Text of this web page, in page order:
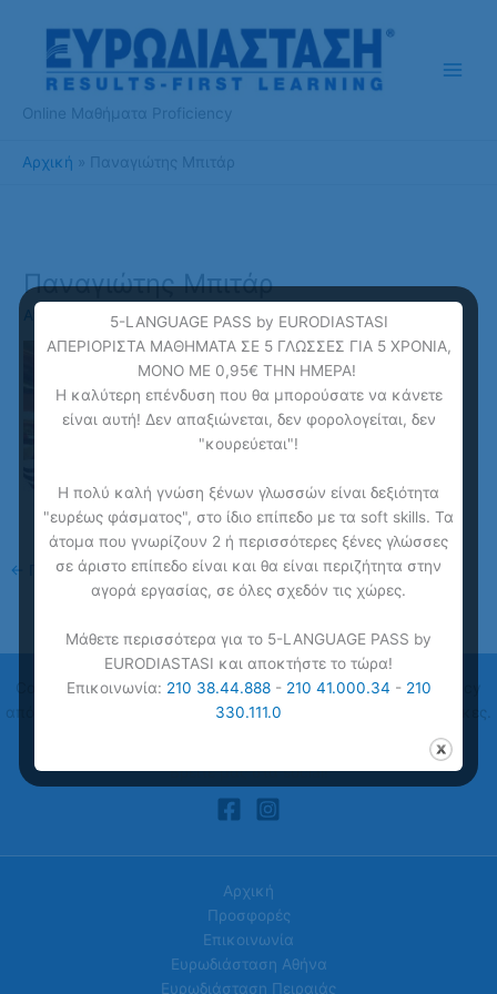
περιεχόμενο
Online Μαθήματα Proficiency
Αρχική Παναγιώτης Μπιτάρ
Παναγιώτης Μπιτάρ
ponline/ 13 Μαρτίου 2018
← Προηγούμενο Πολυμέσα
Copyright © 2026Ευρωδιάσταση| Online Μαθήματα Proficiency
από την Ευρωδιάσταση Νο 1 Κέντρα Ξένων Γλωσσών για Ενήλικες.
Βρείτε μας στα social!
Αρχική
Προσφορές
Επικοινωνία
Ευρωδιάσταση Αθήνα
Ευρωδιάσταση Πειραιάς
5-LANGUAGE PASS by EURODIASTASI
ΑΠΕΡΙΟΡΙΣΤΑ ΜΑΘΗΜΑΤΑ ΣΕ 5 ΓΛΩΣΣΕΣ ΓΙΑ 5 ΧΡΟΝΙΑ,
ΜΟΝΟ ΜΕ 0,95€ ΤΗΝ ΗΜΕΡΑ!
Η καλύτερη επένδυση που θα μπορούσατε να κάνετε
είναι αυτή! Δεν απαξιώνεται, δεν φορολογείται, δεν
"κουρεύεται"!
Η πολύ καλή γνώση ξένων γλωσσών είναι δεξιότητα
"ευρέως φάσματος", στο ίδιο επίπεδο με τα soft skills. Τα
άτομα που γνωρίζουν 2 ή περισσότερες ξένες γλώσσες
σε άριστο επίπεδο είναι και θα είναι περιζήτητα στην
αγορά εργασίας, σε όλες σχεδόν τις χώρες.
Μάθετε περισσότερα για το 5-LANGUAGE PASS by
EURODIASTASI και αποκτήστε το τώρα!
Επικοινωνία: 210 38.44.888- 210 41.000.34 - 210
330.111.0